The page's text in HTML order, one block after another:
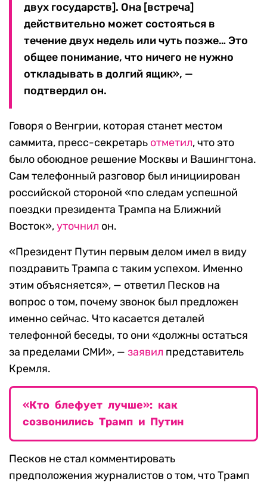
двух государств]. Она [встреча]
действительно может состояться в
течение двух недель или чуть позже… Это
общее понимание, что ничего не нужно
откладывать в долгий ящик», —
подтвердил он.
Говоря о Венгрии, которая станет местом
саммита, пресс-секретарь отметил, что это
было обоюдное решение Москвы и Вашингтона.
Сам телефонный разговор был инициирован
российской стороной «по следам успешной
поездки президента Трампа на Ближний
Восток»,уточнил он.
«Президент Путин первым делом имел в виду
поздравить Трампа с таким успехом. Именно
этим объясняется», — ответил Песков на
вопрос о том, почему звонок был предложен
именно сейчас. Что касается деталей
телефонной беседы, то они «должны остаться
за пределами СМИ», — заявил представитель
Кремля.
«Кто блефует лучше»: как
созвонились Трамп и Путин
Песков не стал комментировать
предположения журналистов о том, что Трамп